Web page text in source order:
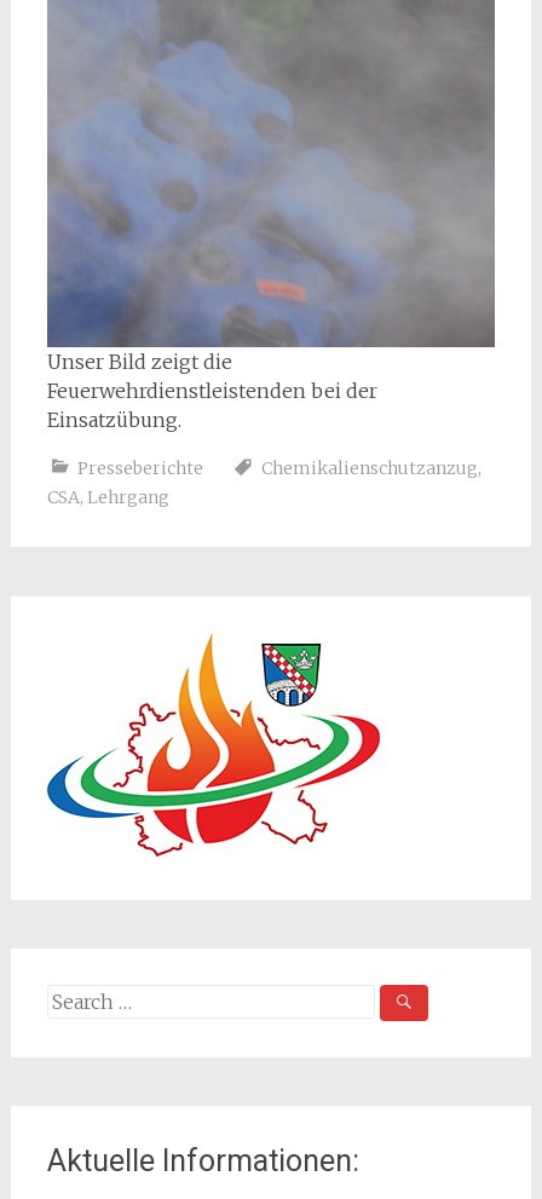
Unser Bild zeigt die
Feuerwehrdienstleistenden bei der
Einsatzübung.
Presseberichte Chemikalienschutzanzug,
CSA, Lehrgang
Search
Aktuelle Informationen: